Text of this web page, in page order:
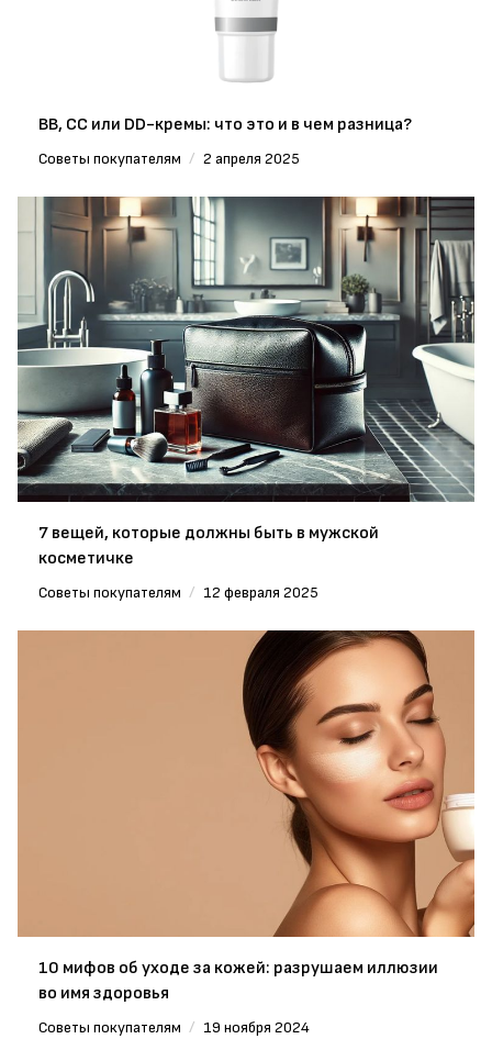
BB, CC или DD-кремы: что это и в чем разница?
Советы покупателям / 2 апреля 2025
7 вещей, которые должны быть в мужской
косметичке
Советы покупателям / 12 февраля 2025
10 мифов об уходе за кожей: разрушаем иллюзии
во имя здоровья
Советы покупателям / 19 ноября 2024